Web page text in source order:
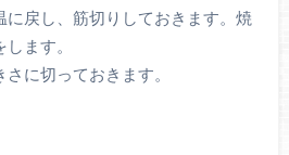
に戻し、筋切りしておきます。焼
ます。
さに切っておきます。